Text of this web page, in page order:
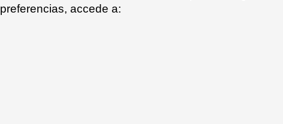
preferencias, accede a: